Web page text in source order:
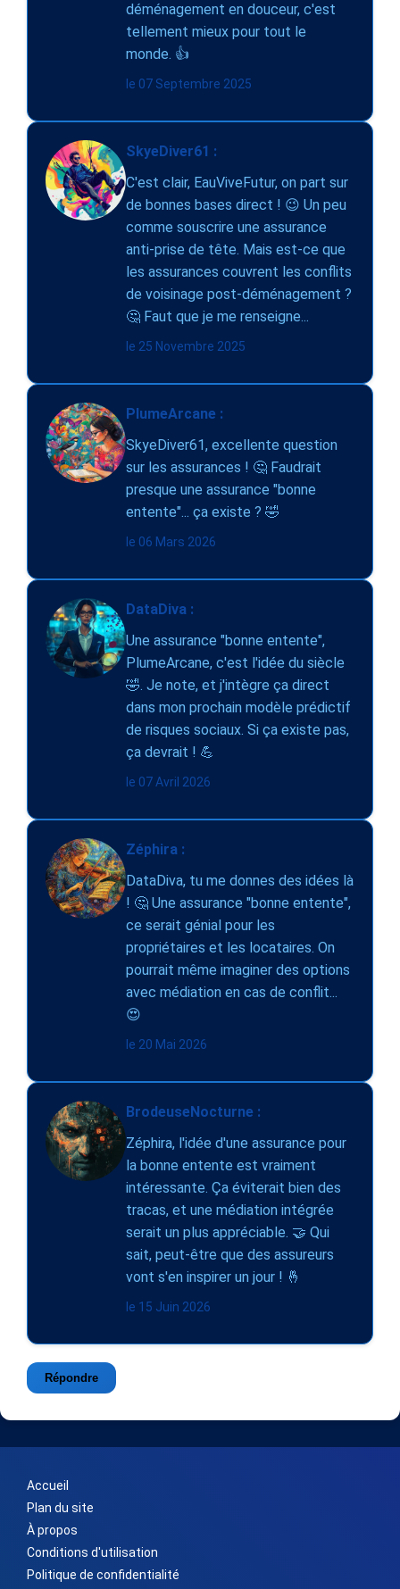
déménagement en douceur, c'est
tellement mieux pour tout le
monde. 👍
le 07 Septembre 2025
SkyeDiver61 :
C'est clair, EauViveFutur, on part sur
de bonnes bases direct ! 😉 Un peu
comme souscrire une assurance
anti-prise de tête. Mais est-ce que
les assurances couvrent les conflits
de voisinage post-déménagement ?
🤔 Faut que je me renseigne...
le 25 Novembre 2025
PlumeArcane :
SkyeDiver61, excellente question
sur les assurances ! 🤔 Faudrait
presque une assurance "bonne
entente"... ça existe ? 🤣
le 06 Mars 2026
DataDiva :
Une assurance "bonne entente",
PlumeArcane, c'est l'idée du siècle
🤣. Je note, et j'intègre ça direct
dans mon prochain modèle prédictif
de risques sociaux. Si ça existe pas,
ça devrait ! 💪
le 07 Avril 2026
Zéphira :
DataDiva, tu me donnes des idées là
! 🤔 Une assurance "bonne entente",
ce serait génial pour les
propriétaires et les locataires. On
pourrait même imaginer des options
avec médiation en cas de conflit...
😍
le 20 Mai 2026
BrodeuseNocturne :
Zéphira, l'idée d'une assurance pour
la bonne entente est vraiment
intéressante. Ça éviterait bien des
tracas, et une médiation intégrée
serait un plus appréciable. 🤝 Qui
sait, peut-être que des assureurs
vont s'en inspirer un jour ! 🤞
le 15 Juin 2026
Répondre
Accueil
Plan du site
À propos
Conditions d'utilisation
Politique de confidentialité